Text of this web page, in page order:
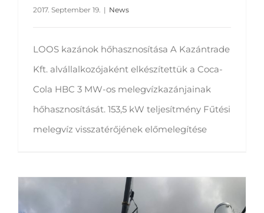
2017. September 19. | News
LOOS kazánok hőhasznosítása A Kazántrade
Kft. alvállalkozójaként elkészítettük a Coca-
Cola HBC 3 MW-os melegvízkazánjainak
hőhasznosítását. 153,5 kW teljesítmény Fűtési
melegvíz visszatérőjének előmelegítése